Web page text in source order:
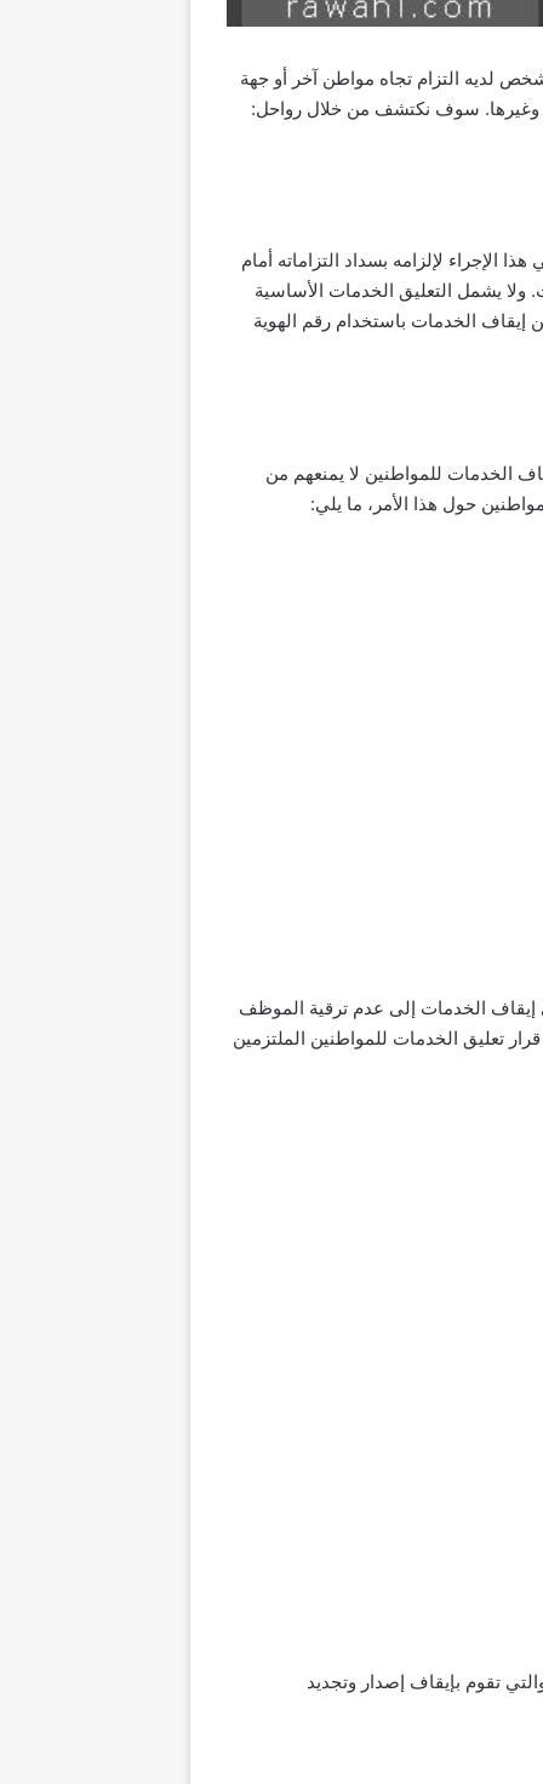
لديه التزام تجاه مواطن آخر أو جهة
وغيرها. سوف نكتشف من خلال رواحل:
لإلزامه بسداد التزاماته أمام
ولا يشمل التعليق الخدمات الأساسية
عن إيقاف الخدمات باستخدام رقم الهوية
الخدمات للمواطنين لا يمنعهم من
حول هذا الأمر، ما يلي:
الخدمات إلى عدم ترقية الموظف
تعليق الخدمات للمواطنين الملتزمين
تقوم بإيقاف إصدار وتجديد